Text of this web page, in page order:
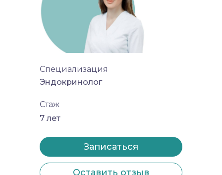
Специализация
Эндокринолог
Стаж
7 лет
Записаться
Оставить отзыв